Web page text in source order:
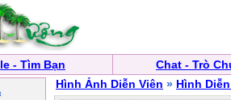
- Tìm Bạn Chat - Trò
Hình Ảnh Diễn Viên » Hình